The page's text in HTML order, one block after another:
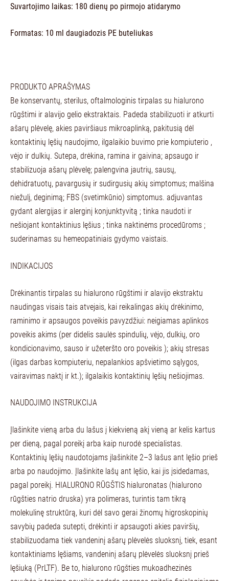
Suvartojimo laikas: 180 dienų po pirmojo atidarymo
Formatas: 10 ml daugiadozis PE buteliukas
PRODUKTO APRAŠYMAS
Be konservantų, sterilus, oftalmologinis tirpalas su hialurono
rūgštimi ir alavijo gelio ekstraktais. Padeda stabilizuoti ir atkurti
ašarų plėvelę, akies paviršiaus mikroaplinką, pakitusią dėl
kontaktinių lęšių naudojimo, ilgalaikio buvimo prie kompiuterio ,
vėjo ir dulkių. Sutepa, drėkina, ramina ir gaivina; apsaugo ir
stabilizuoja ašarų plėvelę; palengvina jautrių, sausų,
dehidratuotų, pavargusių ir sudirgusių akių simptomus; malšina
niežulį, deginimą; FBS (svetimkūnio) simptomus. adjuvantas
gydant alergijas ir alerginį konjunktyvitą ; tinka naudoti ir
nešiojant kontaktinius lęšius ; tinka naktinėms procedūroms ;
suderinamas su hemeopatiniais gydymo vaistais.
INDIKACIJOS
Drėkinantis tirpalas su hialurono rūgštimi ir alavijo ekstraktu
naudingas visais tais atvejais, kai reikalingas akių drėkinimo,
raminimo ir apsaugos poveikis pavyzdžiui: neigiamas aplinkos
poveikis akims (per didelis saulės spindulių, vėjo, dulkių, oro
kondicionavimo, sauso ir užeteršto oro poveikis ); akių stresas
(ilgas darbas kompiuteriu, nepalankios apšvietimo sąlygos,
vairavimas naktį ir kt.); ilgalaikis kontaktinių lęšių nešiojimas.
NAUDOJIMO INSTRUKCIJA
Įlašinkite vieną arba du lašus į kiekvieną akį vieną ar kelis kartus
per dieną, pagal poreikį arba kaip nurodė specialistas.
Kontaktinių lęšių naudotojams įlašinkite 2–3 lašus ant lęšio prieš
arba po naudojimo. Įlašinkite lašų ant lęšio, kai jis įsidedamas,
pagal poreikį. HIALURONO RŪGŠTIS hialuronatas (hialurono
rūgšties natrio druska) yra polimeras, turintis tam tikrą
molekulinę struktūrą, kuri dėl savo gerai žinomų higroskopinių
savybių padeda sutepti, drėkinti ir apsaugoti akies paviršių,
stabilizuodama tiek vandeninį ašarų plėvelės sluoksnį, tiek, esant
kontaktiniams lęšiams, vandeninį ašarų plėvelės sluoksnį prieš
lęšiuką (PrLTF). Be to, hialurono rūgšties mukoadhezinės